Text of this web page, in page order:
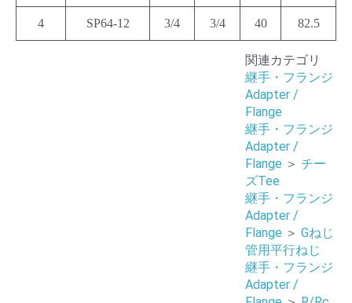
4 SP64-12 3/4 3/4 40 82.5
関連カテゴリ
継手・フランジ
Adapter /
Flange
継手・フランジ
Adapter /
Flange ＞ チー
ズTee
継手・フランジ
Adapter /
Flange ＞ Gねじ
管用平行ねじ
継手・フランジ
Adapter /